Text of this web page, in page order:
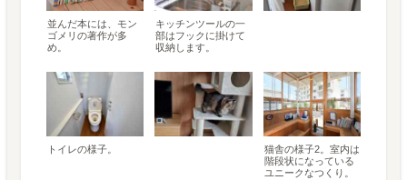
並んだ本には、モン
ゴメリの著作が多
め。
キッチンツールの一
部はフックに掛けて
収納します。
トイレの様子。
猫舎の様子2。室内は
階段状になっている
ユニークなつくり。